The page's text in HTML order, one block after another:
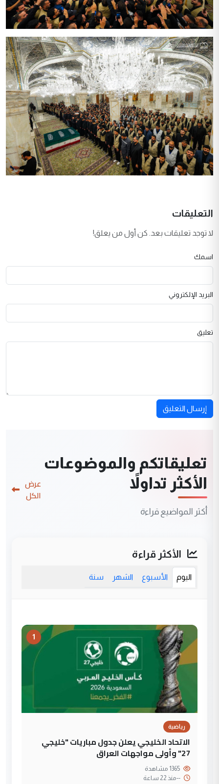
التعليقات
لا توجد تعليقات بعد. كن أول من يعلق!
اسمك
البريد الإلكتروني
تعليق
إرسال التعليق
تعليقاتكم والموضوعات
الأكثر تداولاً
أكثر المواضيع قراءة
عرض
الكل
الأكثر قراءة
اليوم الأسبوع الشهر سنة
1
رياضية
الاتحاد الخليجي يعلن جدول مباريات "خليجي
27" وأولى مواجهات العراق
--منذ 22 ساعة